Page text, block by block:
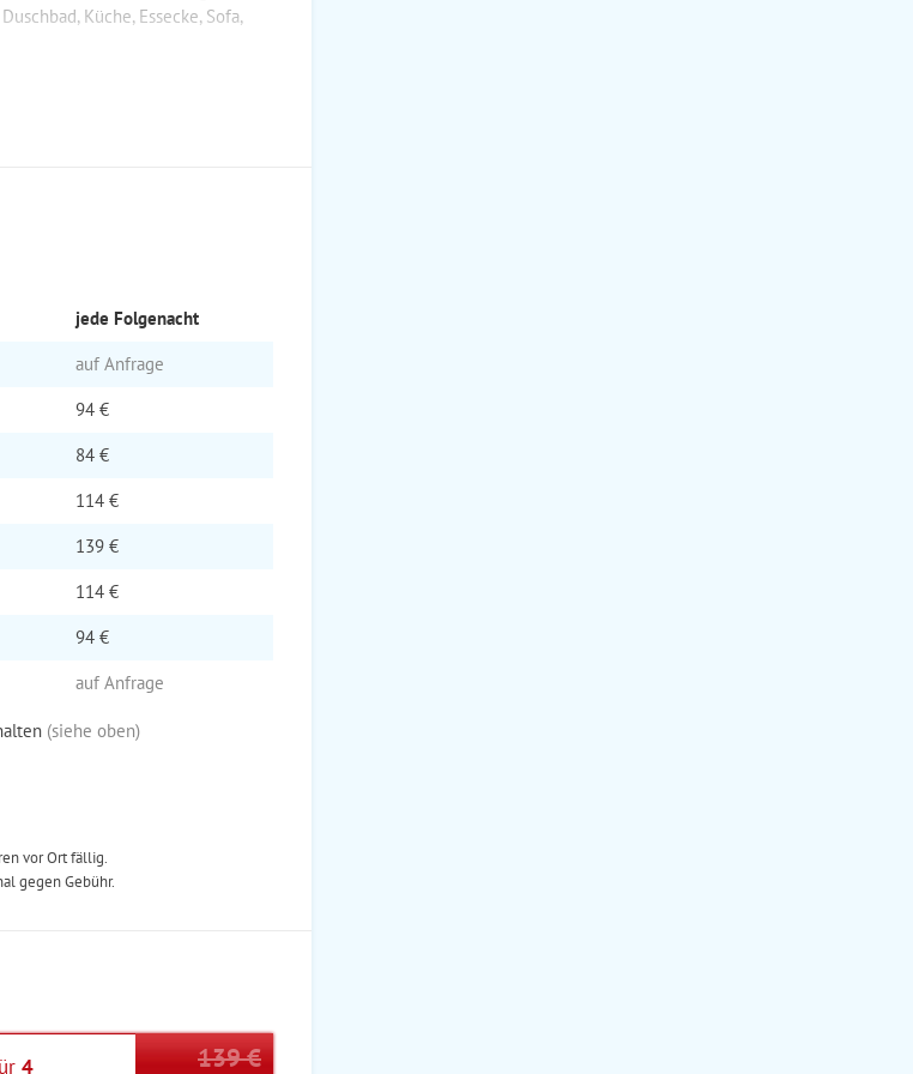
Duschbad, Küche, Essecke, Sofa,
jede Folge­nacht
auf Anfrage
94 €
84 €
114 €
139 €
114 €
94 €
auf Anfrage
(siehe oben)
vor Ort fällig.
gegen Gebühr.
4 139 €